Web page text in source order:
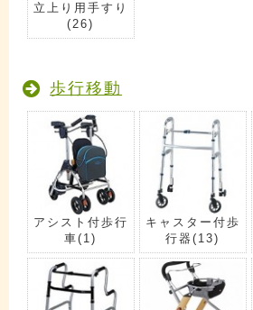
立上り用手すり
(26)
歩行移動
アシスト付歩行
車(1)
キャスター付歩
行器(13)